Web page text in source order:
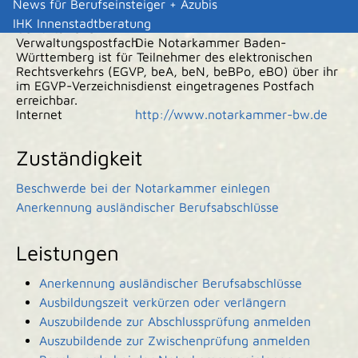
News für Berufseinsteiger + Azubis
IHK Innenstadtberatung
Elektronisches
Gerichts- und
VerwaltungspostfachDie Notarkammer Baden-
Württemberg ist für Teilnehmer des elektronischen
Rechtsverkehrs (EGVP, beA, beN, beBPo, eBO) über ihr
im EGVP-Verzeichnisdienst eingetragenes Postfach
erreichbar.
Internet
http://www.notarkammer-bw.de
Zuständigkeit
Beschwerde bei der Notarkammer einlegen
Anerkennung ausländischer Berufsabschlüsse
Leistungen
Anerkennung ausländischer Berufsabschlüsse
Ausbildungszeit verkürzen oder verlängern
Auszubildende zur Abschlussprüfung anmelden
Auszubildende zur Zwischenprüfung anmelden